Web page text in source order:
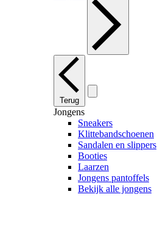
Terug
Jongens
Sneakers
Klittebandschoenen
Sandalen en slippers
Booties
Laarzen
Jongens pantoffels
Bekijk alle jongens